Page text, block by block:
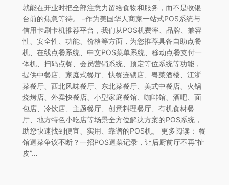
就能在开业时把全部注意力留给食物和服务，而不是收银
台前的焦急等待。 –作为美国华人商家一站式POS系统与
信用卡刷卡机推荐平台，我们从POS机费率、品牌、兼容
性、安全性、功能、价格等方面，为您推荐具备自助点餐
机、在线点餐系统、中文POS菜单系统、移动点餐支付一
体机、扫码点餐、会员营销系统、预定等位系统等功能，
提供中餐店、家庭式餐厅、快餐连锁店、粤菜酒楼、江浙
菜餐厅、西北风味餐厅、东北菜餐厅、美式中餐店、火锅
烧烤店、外卖快餐店、小型家庭餐馆、咖啡馆、酒吧、面
包店、冷饮店、主题餐厅、创意料理餐厅、有机食材餐
厅、地方特色小吃店等场景全方位解决方案的POS系统，
助您快速找到便宜、实用、靠谱的POS机。 更多阅读： 餐
馆退菜争议不断？一招POS退菜记录，让后厨前厅不再“扯
皮”…